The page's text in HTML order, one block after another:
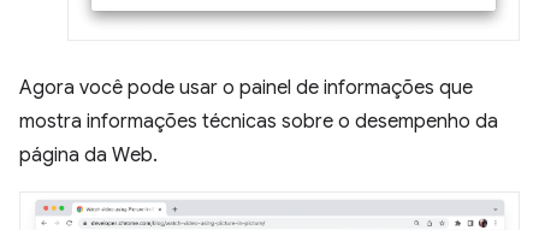
Agora você pode usar o painel de informações que
mostra informações técnicas sobre o desempenho da
página da Web.